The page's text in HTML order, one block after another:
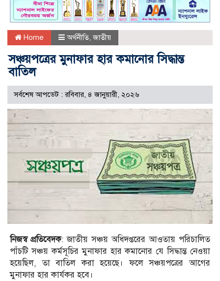
Home অর্থনীতি ,জাতীয়
সঞ্চয়পত্রের মুনাফার হার কমানোর সিদ্ধান্ত
বাতিল
সর্বশেষ আপডেট : রবিবার, ৪ জানুয়ারী, ২০২৬
নিজস্ব প্রতিবেদক: জাতীয় সঞ্চয় অধিদপ্তরের আওতায় পরিচালিত
পাঁচটি সঞ্চয় কর্মসূচির মুনাফার হার কমানোর যে সিদ্ধান্ত নেওয়া
হয়েছিল, তা বাতিল করা হয়েছে। ফলে সঞ্চয়পত্রের আগের
মুনাফার হার কার্যকর হবে।